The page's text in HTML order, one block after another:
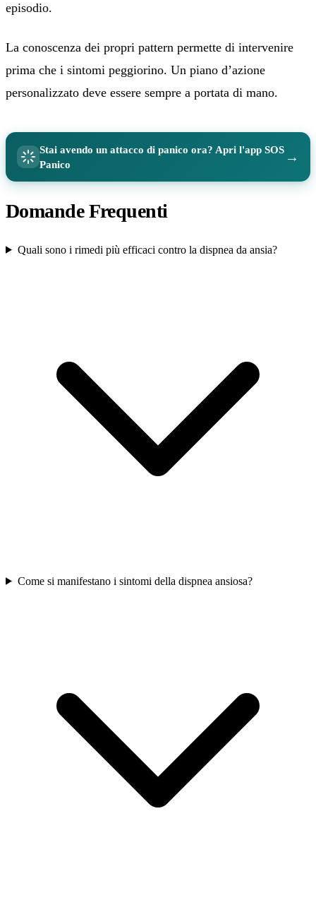
episodio.
La conoscenza dei propri pattern permette di intervenire
prima che i sintomi peggiorino. Un piano d’azione
personalizzato deve essere sempre a portata di mano.
Stai avendo un attacco di panico ora? Apri l'app SOS
Panico
→
Domande Frequenti
Quali sono i rimedi più efficaci contro la dispnea da ansia?
Come si manifestano i sintomi della dispnea ansiosa?